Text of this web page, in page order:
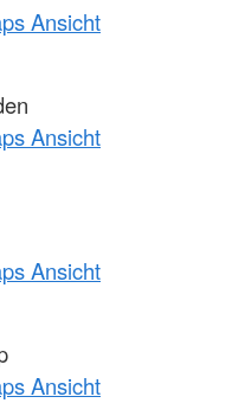
Ansicht
Ansicht
Ansicht
Ansicht